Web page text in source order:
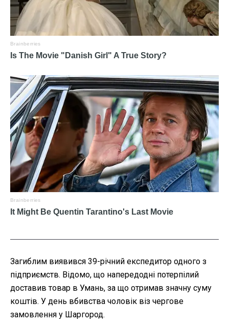
Загиблим виявився 39-річний експедитор одного з
підприємств. Відомо, що напередодні потерпілий
доставив товар в Умань, за що отримав значну суму
коштів. У день вбивства чоловік віз чергове
замовлення у Шаргород.